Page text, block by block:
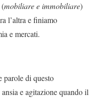
mobiliare e immobiliare)
l’altra e finiamo
e mercati.
parole di questo
e agitazione quando il